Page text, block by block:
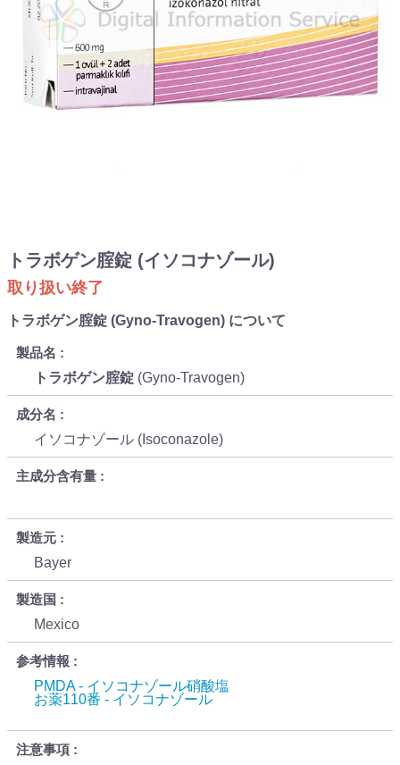
トラボゲン腟錠 (イソコナゾール)
取り扱い終了
トラボゲン腟錠 (Gyno-Travogen) について
製品名
トラボゲン腟錠 (Gyno-Travogen)
成分名
イソコナゾール (Isoconazole)
主成分含有量
製造元
Bayer
製造国
Mexico
参考情報
PMDA - イソコナゾール硝酸塩
お薬110番 - イソコナゾール
注意事項